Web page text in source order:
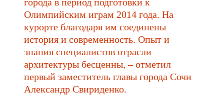
Олимпийским играм 2014 года. На
курорте благодаря им соединены
история и современность. Опыт и
знания специалистов отрасли
архитектуры бесценны, – отметил
первый заместитель главы города Сочи
Александр Свириденко.